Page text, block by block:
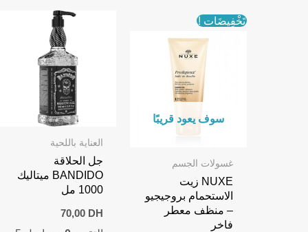
تَخْفِيضَات !
سوف يعود قريبًا
غسولات الجسم
NUXE زيت
الاستحمام بروجيجيو
– منظف معطر
فاخر
العناية باللحية
جل الحلاقة
BANDIDO ميتاليك
1000 مل
70,00 DH